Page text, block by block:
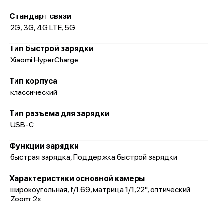
Стандарт связи
2G, 3G, 4G LTE, 5G
Тип быстрой зарядки
Xiaomi HyperCharge
Тип корпуса
классический
Тип разъема для зарядки
USB-C
Функции зарядки
быстрая зарядка, Поддержка быстрой зарядки
Характеристики основной камеры
широкоугольная, f/1.69, матрица 1/1,22", оптический
Zoom: 2x